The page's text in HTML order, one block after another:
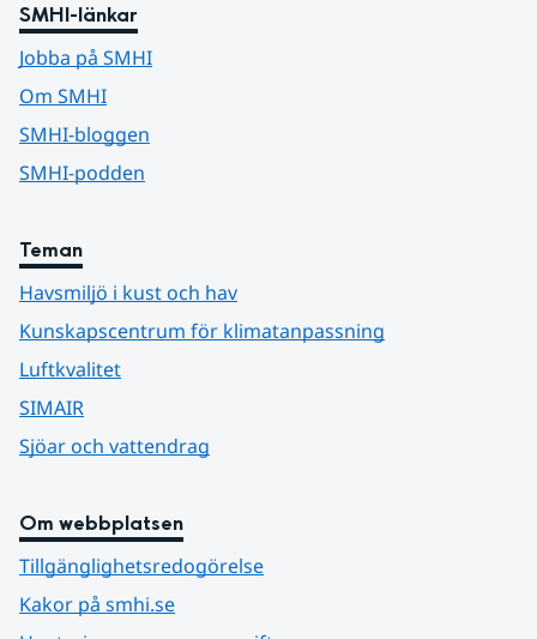
SMHI-länkar
Jobba på SMHI
Om SMHI
SMHI-bloggen
SMHI-podden
Teman
Havsmiljö i kust och hav
Kunskapscentrum för klimatanpassning
Luftkvalitet
SIMAIR
Sjöar och vattendrag
Om webbplatsen
Tillgänglighetsredogörelse
Kakor på smhi.se